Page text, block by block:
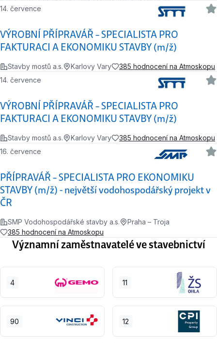
VÝROBNÍ PŘÍPRAVÁŘ – SPECIALISTA PRO
FAKTURACI A EKONOMIKU STAVBY (m/ž)
14. července
Stavby mostů a.s. Karlovy Vary 385 hodnocení na Atmoskopu
VÝROBNÍ PŘÍPRAVÁŘ – SPECIALISTA PRO
FAKTURACI A EKONOMIKU STAVBY (m/ž)
14. července
Stavby mostů a.s. Karlovy Vary 385 hodnocení na Atmoskopu
PŘÍPRAVÁŘ – SPECIALISTA PRO EKONOMIKU
STAVBY (m/ž) - největší vodohospodářský projekt v
ČR
16. července
SMP Vodohospodářské stavby a.s.
Praha – Troja
385 hodnocení na Atmoskopu
Významní zaměstnavatelé ve stavebnictví
4 11
90 12